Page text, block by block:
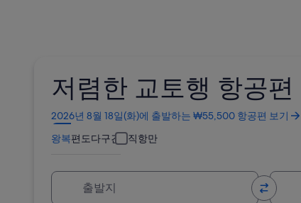
저렴한 교토행 항공편
2026년 8월 18일(화)에 출발하는 ₩55,500 항공편 보기
새
창
에
림
왕복편도다구간 직항만